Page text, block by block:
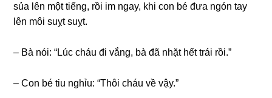
ѕủa lên một tiếng, rồi im ngay, khi con bé đưa ngón tay
lên môi ѕuỵt ѕuỵt.
– Bà nói: “Lúc cháu đi vắng, bà đã nhặt hết trái rồi.”
– Con bé tiu nghỉu: “Thôi cháu về vậy.”